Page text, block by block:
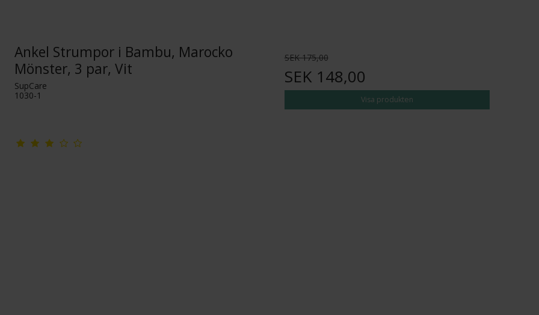
Ankel Strumpor i Bambu, Marocko
Mönster, 3 par, Vit
SupCare
1030-1
SEK 175,00
SEK 148,00
Visa produkten